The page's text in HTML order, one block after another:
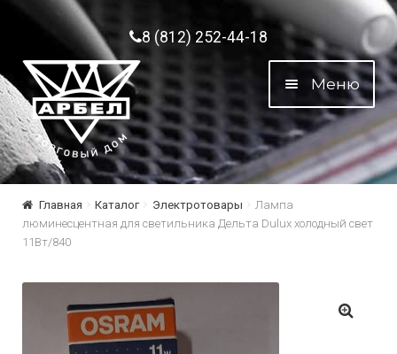
Перейти к навигации
Перейти к содержимому8 (812) 252-44-18
Меню
Главная Каталог Электротовары
Лампа
люминесцентная для светильника Дельта Dulux холодный свет
11Вт/840